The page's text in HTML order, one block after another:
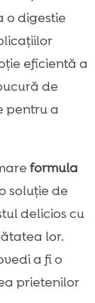
o digestie
eficientă a
de
pentru a
formula
soluție de
delicios cu
lor.
a fi o
prietenilor